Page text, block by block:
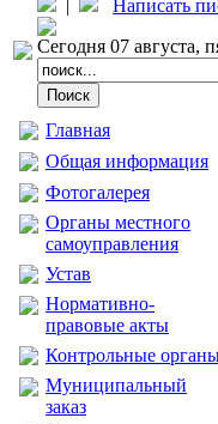
| Написать
Сегодня 07 августа,
Главная
Общая информация
Фотогалерея
Органы местного
самоуправления
Устав
Нормативно-
правовые акты
Контрольные
Муниципальный
заказ